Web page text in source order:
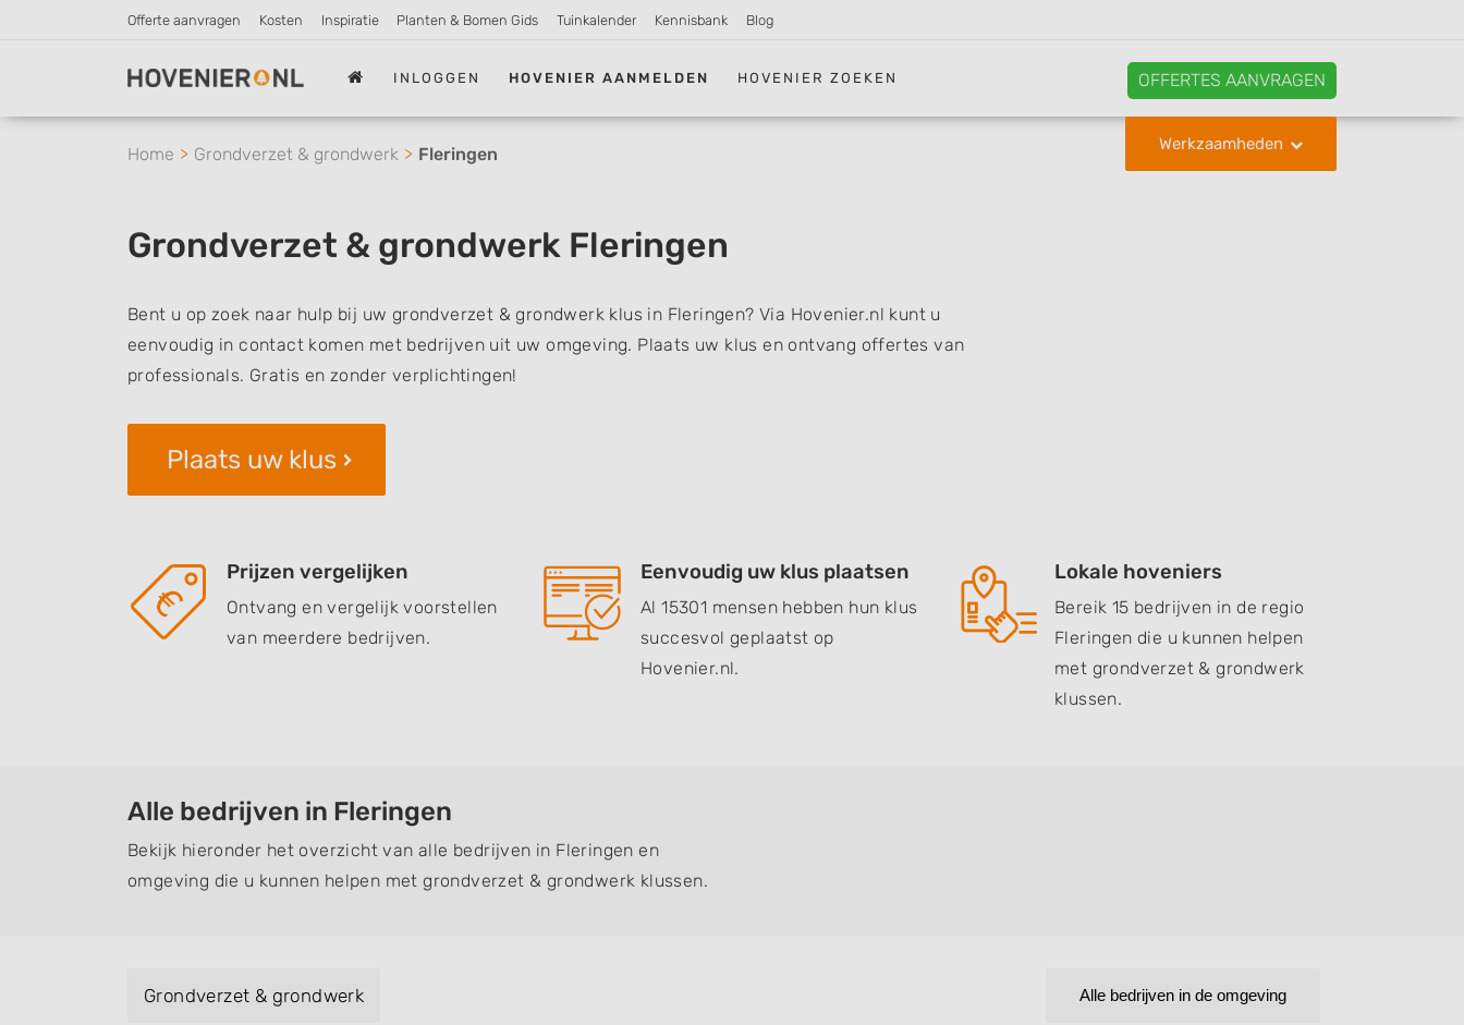
Offerte aanvragen Kosten Inspiratie Planten & Bomen Gids Tuinkalender Kennisbank Blog
INLOGGEN HOVENIER AANMELDEN HOVENIER ZOEKEN OFFERTES AANVRAGEN
Werkzaamheden
Home Grondverzet & grondwerk Fleringen
Grondverzet & grondwerk Fleringen
Bent u op zoek naar hulp bij uw grondverzet & grondwerk klus in Fleringen? Via Hovenier.nl kunt u
eenvoudig in contact komen met bedrijven uit uw omgeving. Plaats uw klus en ontvang offertes van
professionals. Gratis en zonder verplichtingen!
Plaats uw klus
Prijzen vergelijken
Ontvang en vergelijk voorstellen
van meerdere bedrijven.
Eenvoudig uw klus plaatsen
Al 15301 mensen hebben hun klus
succesvol geplaatst op
Hovenier.nl.
Lokale hoveniers
Bereik 15 bedrijven in de regio
Fleringen die u kunnen helpen
met grondverzet & grondwerk
klussen.
Alle bedrijven in Fleringen
Bekijk hieronder het overzicht van alle bedrijven in Fleringen en
omgeving die u kunnen helpen met grondverzet & grondwerk klussen.
Grondverzet & grondwerk Alle bedrijven in de omgeving